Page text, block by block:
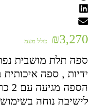
₪3,270 כולל מעמ
ספה תלת מושבית
ידיות , ספה איכותית
לישיבה נוחה